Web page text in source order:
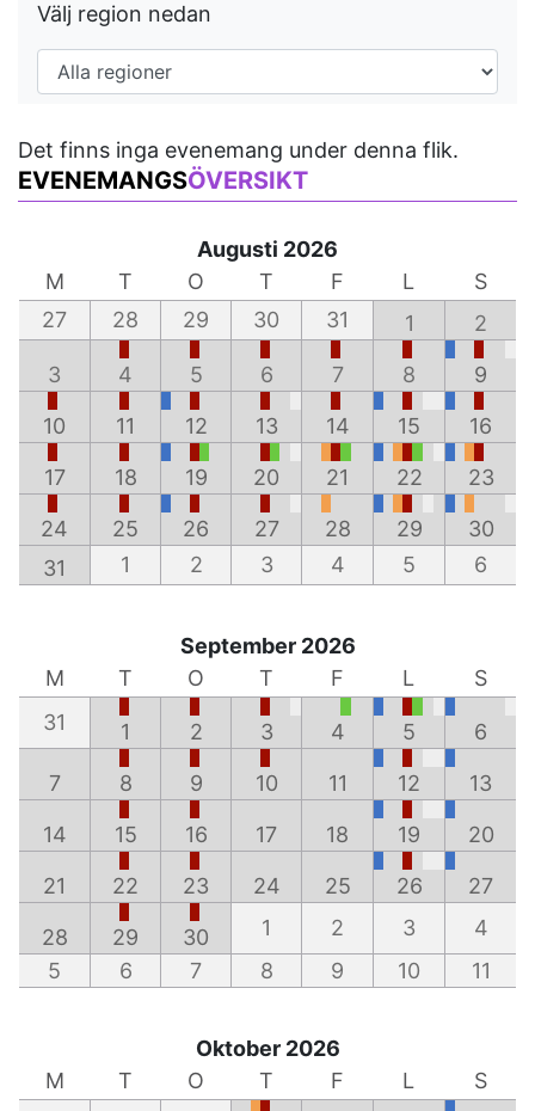
Välj region nedan
Det finns inga evenemang under denna flik.
EVENEMANGSÖVERSIKT
Augusti 2026
M
T O T F L
S
27
28 29 30 31 1 2
3 4 5 6 7 8 9
10 11 12 13 14 15 16
17 18 19 20 21 22 23
24 25 26 27 28 29
30
31
1 2 3 4 5 6
September 2026
M
T O T F L
S
31
1 2 3 4 5 6
7 8 9 10 11 12 13
14 15 16 17 18 19 20
21 22 23 24 25 26 27
28 29 30 1 2 3
4
5
6 7 8 9 10 11
Oktober 2026
M
T O T F L
S